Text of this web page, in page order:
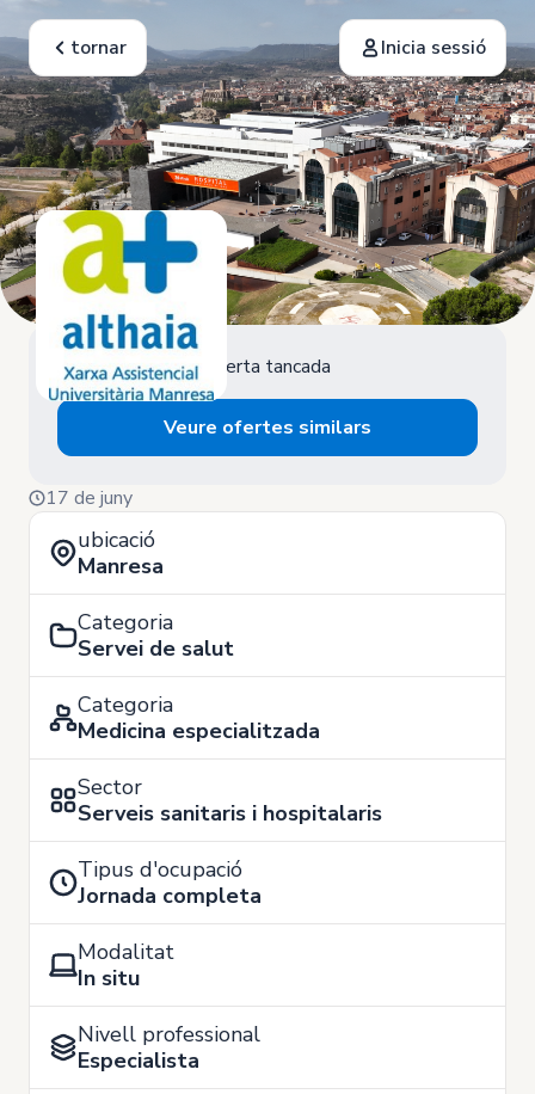
tornar Inicia sessió
Oferta tancada
Veure ofertes similars
17 de juny
ubicació
Manresa
Categoria
Servei de salut
Categoria
Medicina especialitzada
Sector
Serveis sanitaris i hospitalaris
Tipus d'ocupació
Jornada completa
Modalitat
In situ
Nivell professional
Especialista